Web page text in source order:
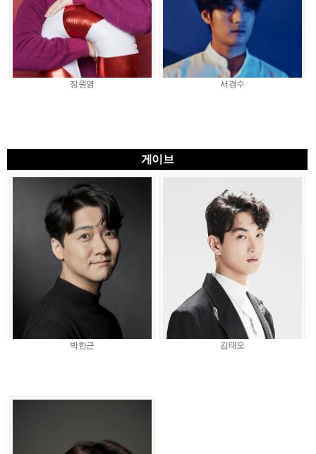
정원영 서경수
게이브
박한근 김태오